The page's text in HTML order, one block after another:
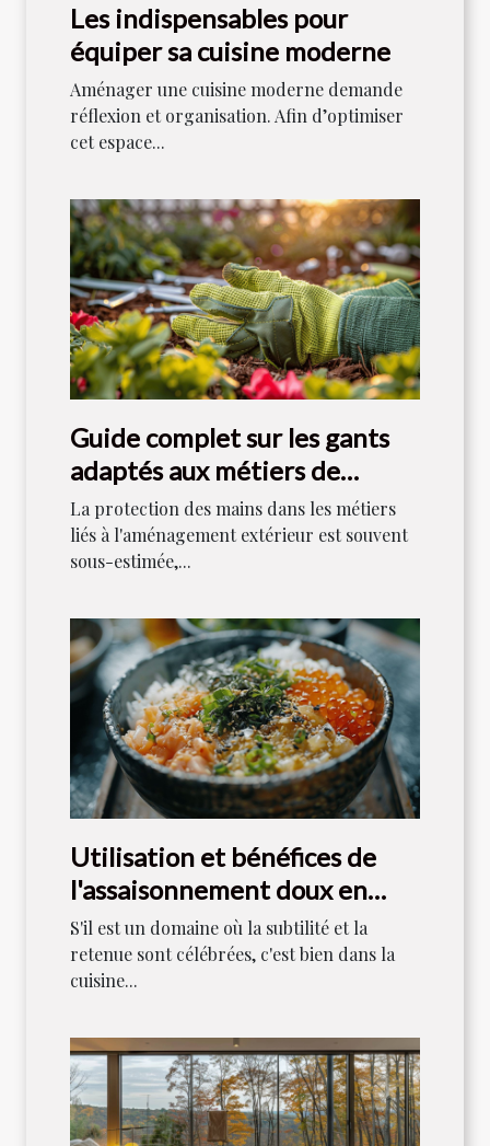
Les indispensables pour
équiper sa cuisine moderne
Aménager une cuisine moderne demande
réflexion et organisation. Afin d’optimiser
cet espace...
Guide complet sur les gants
adaptés aux métiers de
l'aménagement extérieur
La protection des mains dans les métiers
liés à l'aménagement extérieur est souvent
sous-estimée,...
Utilisation et bénéfices de
l'assaisonnement doux en
cuisine japonaise
S'il est un domaine où la subtilité et la
retenue sont célébrées, c'est bien dans la
cuisine...